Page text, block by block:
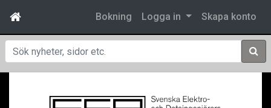
Bokning Logga in Skapa konto
Sök